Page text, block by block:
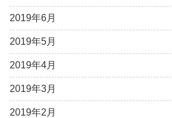
2019年6月
2019年5月
2019年4月
2019年3月
2019年2月